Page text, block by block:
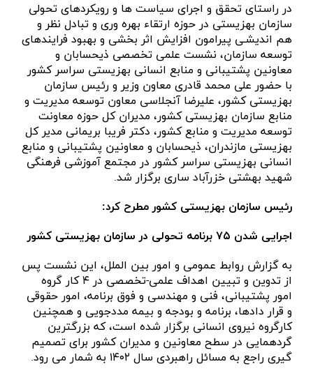
در راستای تحقق و اجرای سیاست ها و رویکردهای تحولی
سازمان بهزیستی در حوزه ارتقاء بهره وری و تبادل نظر و
هم اندیشـی پیرامون افزایش اثر بخشی و بهبود فرایندهای
توسعه سازمان، نشست علمی تخصصی ذیحسابان و
معاونین پشتیبانی و منابع انسانی بهزیستی سراسر کشور
با حضور علی محمد قادری معاون وزیر و رئیس سازمان
بهزیستی کشور، علیرضا آنجلاسی معاون توسعه مدیریت و
منابع سازمان بهزیستی کشور، مدیران کل حوزه معاونت
توسعه مدیریت و منابع کشور، دکتر فریبا بریمانی مدیر کل
بهزیستی مازندران، ذیحسابان و معاونین پشتیبانی و منابع
انسانی بهزیستی سراسر کشور در مجتمع آموزشی فرهنگی
شهید بهشتی خزرآباد ساری برگزار شد.
رئیس سازمان بهزیستی کشور مطرح کرد:
اجرایی شدن ۷۵ برنامه تحولی در سازمان بهزیستی کشور
به گزارش روابط عمومی و امور بین الملل، این نشست پس
از تدوین و تبیین اهداف علمی-تخصصی در ۴ کار گروه
امور پشتیبانی، فنی و مهندسی و فوق برنامه، امور حقوقی
و قرار دادها، برنامه و بودجه و بیمه مددجویی و همچنین
کارگروه نیروی انسانی برگزار شده است، که بزرگترین
گردهمایی در سطح معاونین و مدیران کشور برای تصمیم
گیری راجع به مسائل راهبردی سال ۱۴۰۲ به شمار می رود.